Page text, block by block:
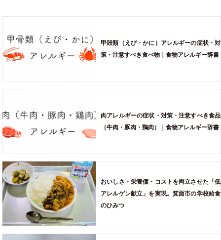
甲殻類（えび・かに）アレルギーの症状・対
策・注意すべき食べ物｜食物アレルギー辞書
肉アレルギーの症状・対策・注意すべき食品
（牛肉・豚肉・鶏肉）｜食物アレルギー辞書
おいしさ・栄養価・コストを両立させた「低
アレルゲン献立」を実現。箕面市の学校給食
のひみつ